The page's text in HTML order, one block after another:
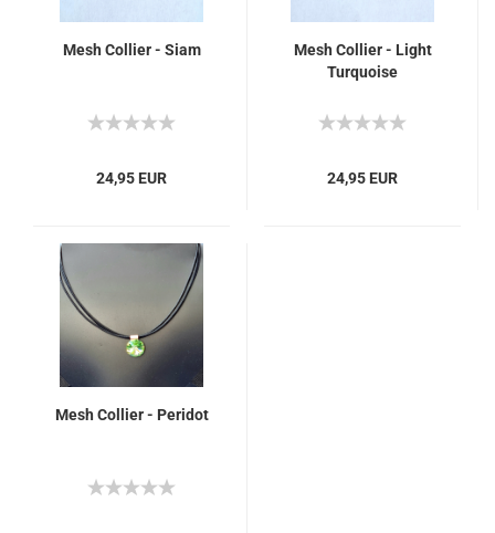
Mesh Collier - Siam
24,95 EUR
Mesh Collier - Light
Turquoise
24,95 EUR
Mesh Collier - Peridot